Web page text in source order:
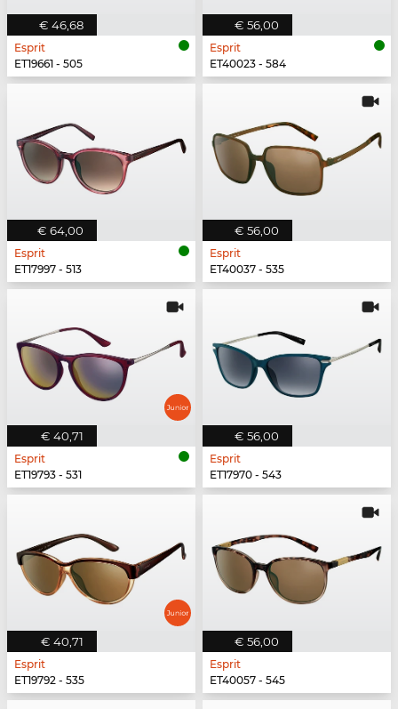
€ 46,68
Esprit
ET19661 - 505
€ 56,00
Esprit
ET40023 - 584
€ 64,00
Esprit
ET17997 - 513
€ 56,00
Esprit
ET40037 - 535
€ 40,71
Esprit
ET19793 - 531
€ 56,00
Esprit
ET17970 - 543
€ 40,71
Esprit
ET19792 - 535
€ 56,00
Esprit
ET40057 - 545